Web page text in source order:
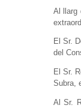
Al llarg
El Sr.
del
El Sr.
Subra,
Al Sr.